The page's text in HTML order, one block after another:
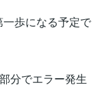
歩になる予定で
分でエラー発生